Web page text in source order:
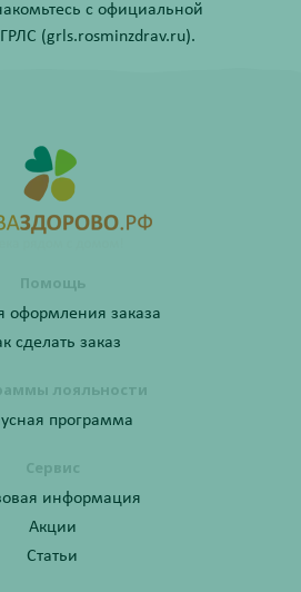
с официальной
(grls.rosminzdrav.ru).
Помощь
оформления заказа
сделать заказ
лояльности
программа
Сервис
информация
Акции
Статьи